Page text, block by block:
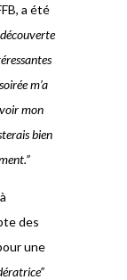
a été
m’a
mon
bien
des
une